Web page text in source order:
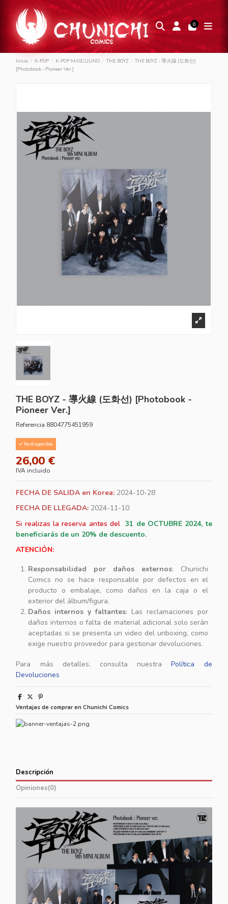
0
Inicio K-POP K-POP MASCULINO THE BOYZ
THE BOYZ - 導火線 (도화선)
[Photobook - Pioneer Ver.]
THE BOYZ - 導火線 (도화선) [Photobook -
Pioneer Ver.]
Referencia 8804775451959
No disponible
26,00 €
IVA incluido
FECHA DE SALIDA en Korea: 2024-10-28
FECHA DE LLEGADA: 2024-11-10
Si realizas la reserva antes del 31 de OCTUBRE 2024, te
beneficiarás de un 20% de descuento.
ATENCIÓN:
Responsabilidad por daños externos: Chunichi
Comics no se hace responsable por defectos en el
producto o embalaje, como daños en la caja o el
exterior del álbum/figura.
Daños internos y faltantes: Las reclamaciones por
daños internos o falta de material adicional solo serán
aceptadas si se presenta un video del unboxing, como
exige nuestro proveedor para gestionar devoluciones.
Para más detalles, consulta nuestra
Política de
Devoluciones
Ventajas de comprar en Chunichi Comics
Descripción
Opiniones(0)